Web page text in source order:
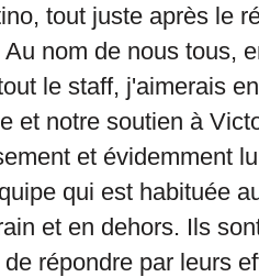
tout juste après le
Au nom de nous tous,
le staff, j'aimerais
et notre soutien à
et évidemment
qui est habituée
et en dehors. Ils
répondre par leurs